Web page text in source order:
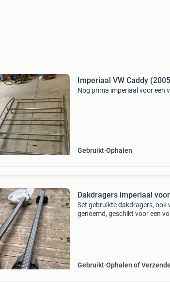
Imperiaal VW Caddy
Nog prima imperiaal voor een
Gebruikt Ophalen
Dakdragers imperiaal
Set gebruikte dakdragers, ook
genoemd, geschikt voor een
Gebruikt Ophalen of